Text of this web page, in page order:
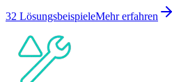
32 LösungsbeispieleMehr erfahren